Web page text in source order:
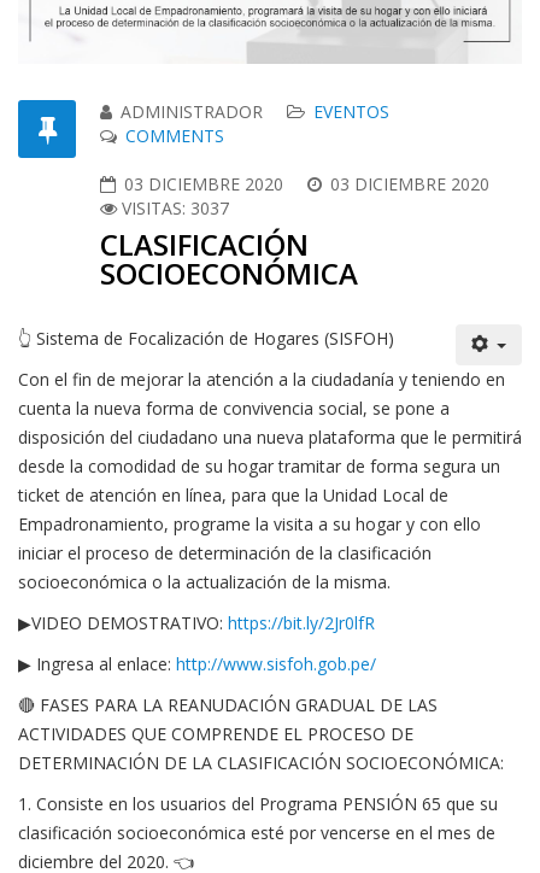
ADMINISTRADOR
EVENTOS
COMMENTS
03 DICIEMBRE 2020
03 DICIEMBRE 2020
VISITAS: 3037
CLASIFICACIÓN
SOCIOECONÓMICA
👆 Sistema de Focalización de Hogares (SISFOH)
Con el fin de mejorar la atención a la ciudadanía y teniendo en
cuenta la nueva forma de convivencia social, se pone a
disposición del ciudadano una nueva plataforma que le permitirá
desde la comodidad de su hogar tramitar de forma segura un
ticket de atención en línea, para que la Unidad Local de
Empadronamiento, programe la visita a su hogar y con ello
iniciar el proceso de determinación de la clasificación
socioeconómica o la actualización de la misma.
▶VIDEO DEMOSTRATIVO: https://bit.ly/2Jr0lfR
▶ Ingresa al enlace: http://www.sisfoh.gob.pe/
🔴 FASES PARA LA REANUDACIÓN GRADUAL DE LAS
ACTIVIDADES QUE COMPRENDE EL PROCESO DE
DETERMINACIÓN DE LA CLASIFICACIÓN SOCIOECONÓMICA:
1. Consiste en los usuarios del Programa PENSIÓN 65 que su
clasificación socioeconómica esté por vencerse en el mes de
diciembre del 2020. 👈